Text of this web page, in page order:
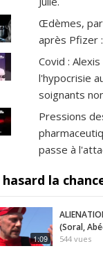
Béa Bach
Œdèmes,
après Pfizer
Covid :
l'hypocrisie
soignants
Pressions
passe à
hasard la
1:09
(Soral,
544 vues